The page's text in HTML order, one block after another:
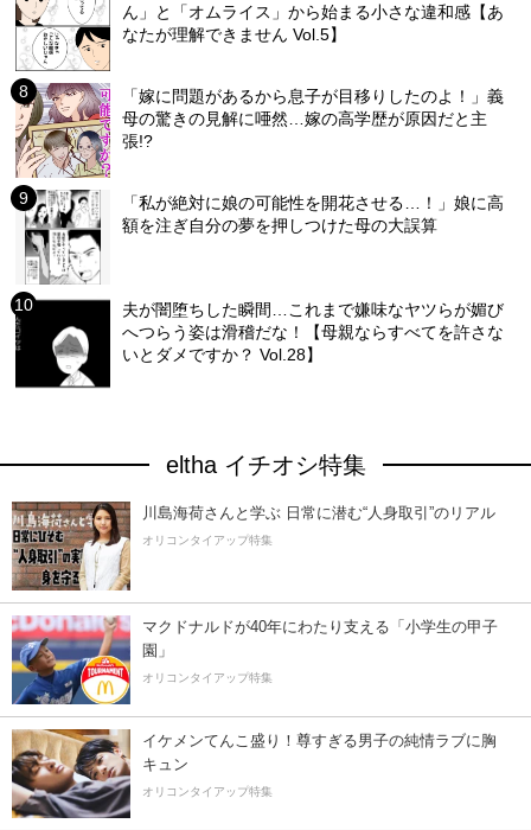
ん」と「オムライス」から始まる小さな違和感【あ
なたが理解できません Vol.5】
「嫁に問題があるから息子が目移りしたのよ！」義
母の驚きの見解に唖然…嫁の高学歴が原因だと主
張!?
「私が絶対に娘の可能性を開花させる…！」娘に高
額を注ぎ自分の夢を押しつけた母の大誤算
夫が闇堕ちした瞬間…これまで嫌味なヤツらが媚び
へつらう姿は滑稽だな！【母親ならすべてを許さな
いとダメですか？ Vol.28】
eltha イチオシ特集
川島海荷さんと学ぶ 日常に潜む“人身取引”のリアル
オリコンタイアップ特集
マクドナルドが40年にわたり支える「小学生の甲子
園」
オリコンタイアップ特集
イケメンてんこ盛り！尊すぎる男子の純情ラブに胸
キュン
オリコンタイアップ特集